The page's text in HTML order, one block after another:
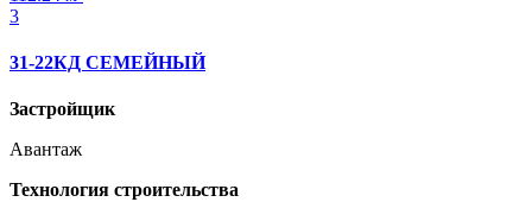
3
31-22КД СЕМЕЙНЫЙ
Застройщик
Авантаж
Технология строительства